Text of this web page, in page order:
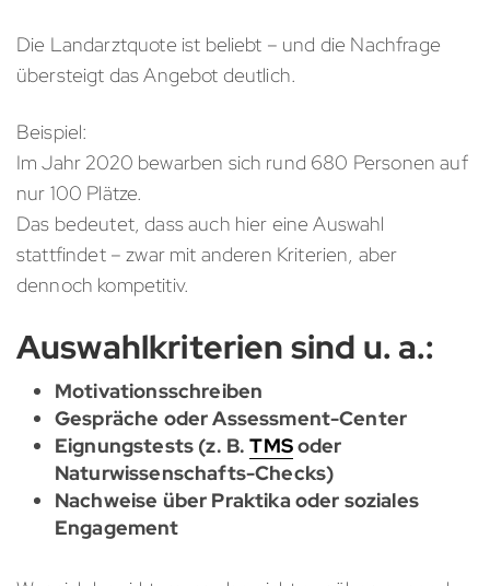
Die Landarztquote ist beliebt – und die Nachfrage
übersteigt das Angebot deutlich.
Beispiel:
Im Jahr 2020 bewarben sich rund 680 Personen auf
nur 100 Plätze.
Das bedeutet, dass auch hier eine Auswahl
stattfindet – zwar mit anderen Kriterien, aber
dennoch kompetitiv.
Auswahlkriterien sind u. a.:
Motivationsschreiben
Gespräche oder Assessment-Center
Eignungstests (z. B.TMSoder
Naturwissenschafts-Checks)
Nachweise über Praktika oder soziales
Engagement